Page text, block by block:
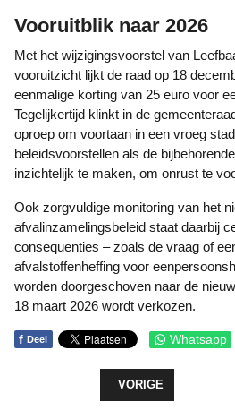
Vooruitblik naar 2026
Met het wijzigingsvoorstel van Leefbaar Zeewolde in het
vooruitzicht lijkt de raad op 18
eenmalige korting van 25 euro voor
Tegelijkertijd klinkt in de
oproep om voortaan in een vroeg
beleidsvoorstellen als de
inzichtelijk te maken, om onrust te
Ook zorgvuldige monitoring van het nieuwe
afvalinzamelingsbeleid staat daarbij
consequenties – zoals de vraag of
afvalstoffenheffing voor
worden doorgeschoven naar de
18 maart 2026 wordt verkozen.
f Deel Whatsapp
VORIG ARTIKEL:
VORIGE